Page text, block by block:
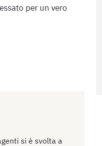
per un vero
si è svolta a